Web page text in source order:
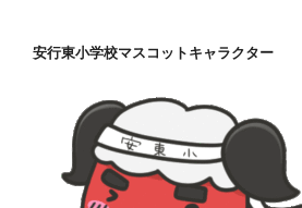
安行東小学校マスコットキャラクター